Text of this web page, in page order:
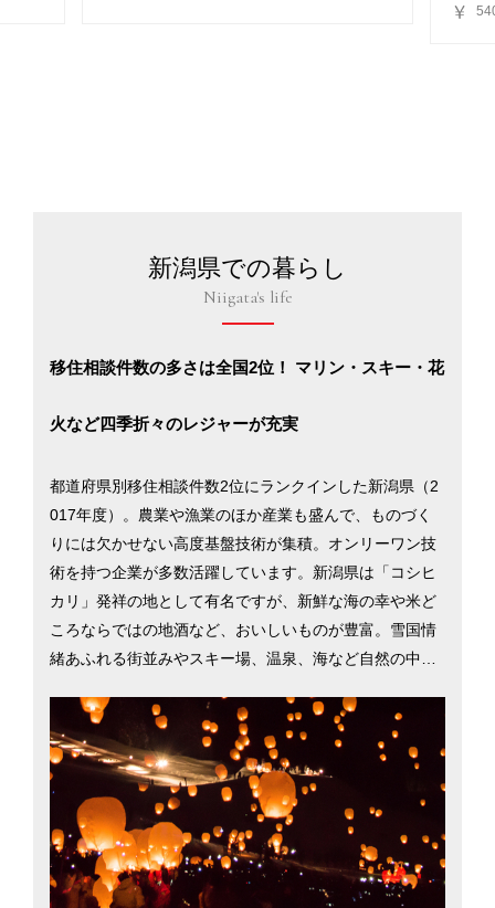
新潟県での暮らし
Niigata's life
移住相談件数の多さは全国2位！ マリン・スキー・花
火など四季折々のレジャーが充実
都道府県別移住相談件数2位にランクインした新潟県（2
017年度）。農業や漁業のほか産業も盛んで、ものづく
りには欠かせない高度基盤技術が集積。オンリーワン技
術を持つ企業が多数活躍しています。新潟県は「コシヒ
カリ」発祥の地として有名ですが、新鮮な海の幸や米ど
ころならではの地酒など、おいしいものが豊富。雪国情
緒あふれる街並みやスキー場、温泉、海など自然の中で
て知られる「長岡大花火大会」も人気です。また、子育
てや教育に力を入れており、高等学校等の進学率は99.6
4％（文部科学省「学校基本調査」2017年）と全国1位。
新潟県での暮らしを考える際に役立つ、新潟市の移住支
援情報を掲載しています。